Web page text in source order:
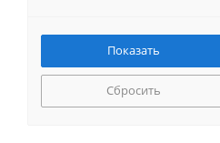
Сбросить